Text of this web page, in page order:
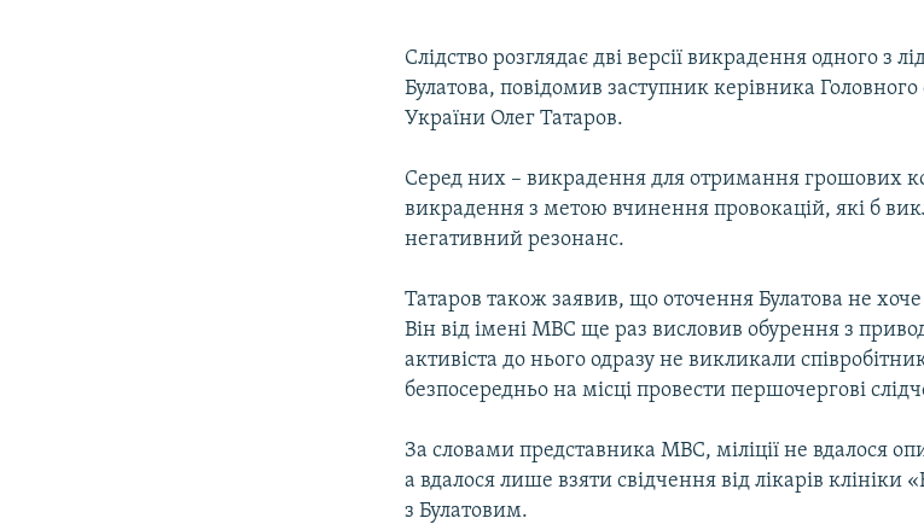
Слідство розглядає дві версії викрадення одного з
Булатова, повідомив заступник керівника
України Олег Татаров.
Серед них – викрадення для отримання грошових
викрадення з метою вчинення провокацій, які б
негативний резонанс.
Татаров також заявив, що оточення Булатова не хоче
Він від імені МВС ще раз висловив обурення з
активіста до нього одразу не викликали
безпосередньо на місці провести першочергові
За словами представника МВС, міліції не вдалося
а вдалося лише взяти свідчення від лікарів клініки
з Булатовим.